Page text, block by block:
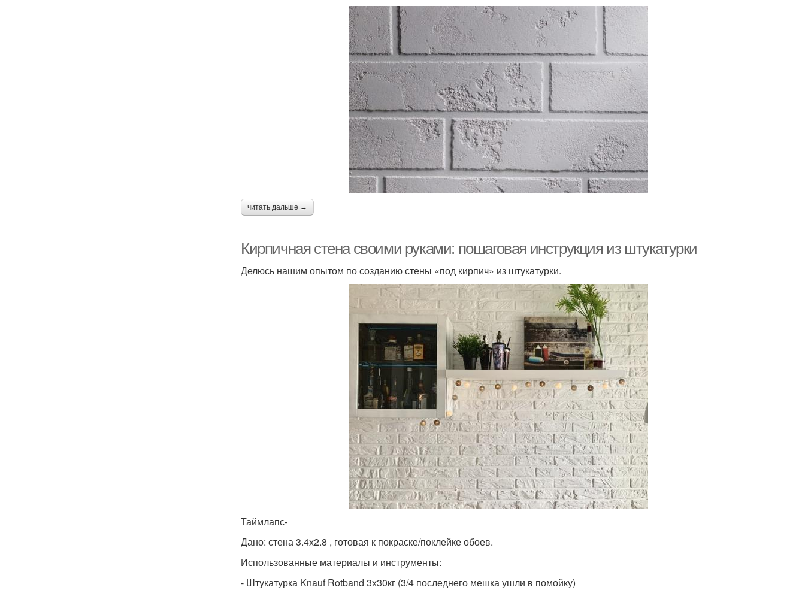
читать дальше →
Кирпичная стена своими руками: пошаговая инструкция из штукатурки
Делюсь нашим опытом по созданию стены «под кирпич» из штукатурки.
Таймлапс-
Дано: стена 3.4х2.8 , готовая к покраске/поклейке обоев.
Использованные материалы и инструменты:
- Штукатурка Knauf Rotband 3х30кг (3/4 последнего мешка ушли в помойку)